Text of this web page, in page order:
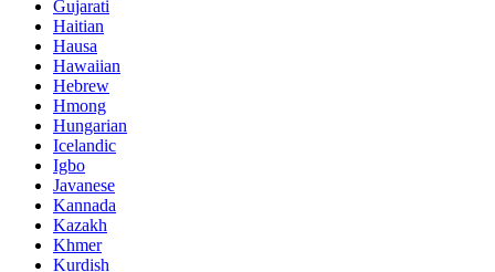
Gujarati
Haitian
Hausa
Hawaiian
Hebrew
Hmong
Hungarian
Icelandic
Igbo
Javanese
Kannada
Kazakh
Khmer
Kurdish